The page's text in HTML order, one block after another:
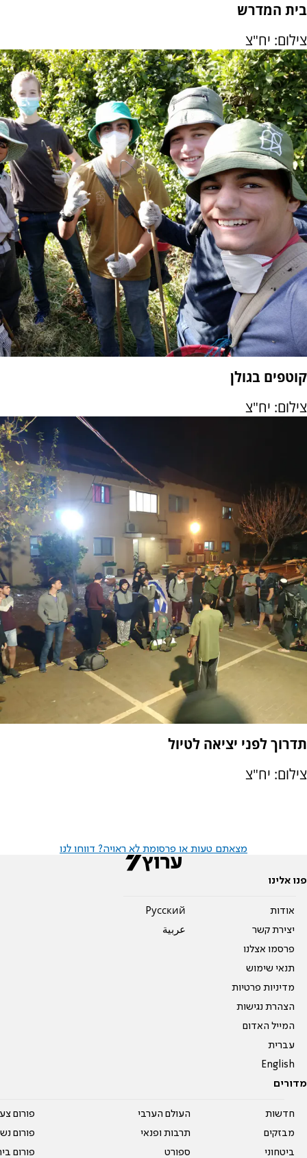
בית המדרש
צילום: יח"צ
קוטפים בגולן
צילום: יח"צ
תדרוך לפני יציאה לטיול
צילום: יח"צ
מצאתם טעות או פרסומת לא ראויה? דווחו לנו
פנו אלינו
אודות
יצירת קשר
פרסמו אצלנו
תנאי שימוש
מדיניות פרטיות
הצהרת נגישות
המייל האדום
עברית
English
Pусский
عربية
מדורים
חדשות
מבזקים
ביטחוני
העולם הערבי
תרבות ופנאי
ספורט
פורום
פורום
פורום